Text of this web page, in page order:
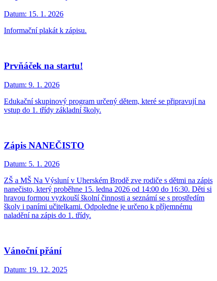
Datum: 15. 1. 2026
Informační plakát k zápisu.
Prvňáček na startu!
Datum: 9. 1. 2026
Edukační skupinový program určený dětem, které se připravují na
vstup do 1. třídy základní školy.
Zápis NANEČISTO
Datum: 5. 1. 2026
ZŠ a MŠ Na Výsluní v Uherském Brodě zve rodiče s dětmi na zápis
nanečisto, který proběhne 15. ledna 2026 od 14:00 do 16:30. Děti si
hravou formou vyzkouší školní činnosti a seznámí se s prostředím
školy i paními učitelkami. Odpoledne je určeno k příjemnému
naladění na zápis do 1. třídy.
Vánoční přání
Datum: 19. 12. 2025